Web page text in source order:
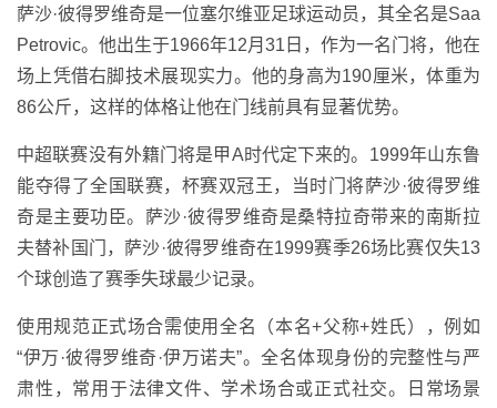
萨沙·彼得罗维奇是一位塞尔维亚足球运动员，其全名是Saa
Petrovic。他出生于1966年12月31日，作为一名门将，他在
场上凭借右脚技术展现实力。他的身高为190厘米，体重为
86公斤，这样的体格让他在门线前具有显著优势。
中超联赛没有外籍门将是甲A时代定下来的。1999年山东鲁
能夺得了全国联赛，杯赛双冠王，当时门将萨沙·彼得罗维
奇是主要功臣。萨沙·彼得罗维奇是桑特拉奇带来的南斯拉
夫替补国门，萨沙·彼得罗维奇在1999赛季26场比赛仅失13
个球创造了赛季失球最少记录。
使用规范正式场合需使用全名（本名+父称+姓氏），例如
“伊万·彼得罗维奇·伊万诺夫”。全名体现身份的完整性与严
肃性，常用于法律文件、学术场合或正式社交。日常场景